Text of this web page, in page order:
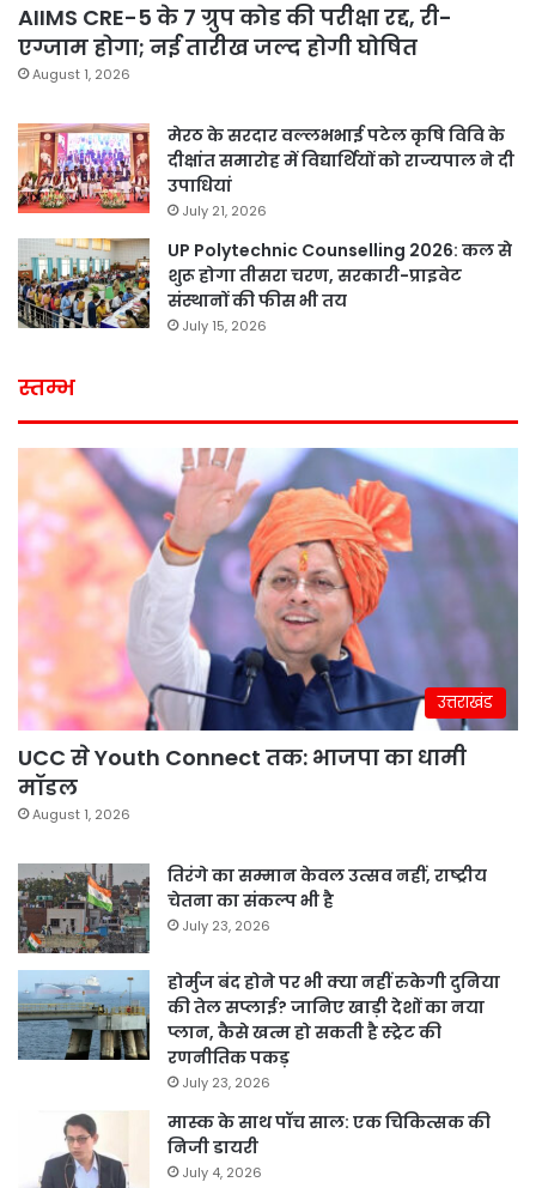
AIIMS CRE-5 के 7 ग्रुप कोड की परीक्षा रद्द, री-
एग्जाम होगा; नई तारीख जल्द होगी घोषित
August 1, 2026
मेरठ के सरदार वल्लभभाई पटेल कृषि विवि के
दीक्षांत समारोह में विद्यार्थियों को राज्यपाल ने दी
उपाधियां
July 21, 2026
UP Polytechnic Counselling 2026: कल से
शुरू होगा तीसरा चरण, सरकारी-प्राइवेट
संस्थानों की फीस भी तय
July 15, 2026
स्तम्भ
उत्तराखंड
UCC से Youth Connect तक: भाजपा का धामी
मॉडल
August 1, 2026
तिरंगे का सम्मान केवल उत्सव नहीं, राष्ट्रीय
चेतना का संकल्प भी है
July 23, 2026
होर्मुज बंद होने पर भी क्या नहीं रुकेगी दुनिया
की तेल सप्लाई? जानिए खाड़ी देशों का नया
प्लान, कैसे खत्म हो सकती है स्ट्रेट की
रणनीतिक पकड़
July 23, 2026
मास्क के साथ पॉच साल: एक चिकित्सक की
निजी डायरी
July 4, 2026